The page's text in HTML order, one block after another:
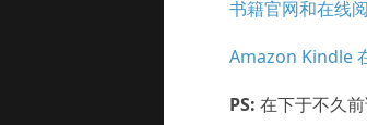
书籍官网和在线
Amazon Kindle
PS: 在下于不久